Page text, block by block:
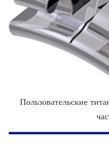
Пользовательские